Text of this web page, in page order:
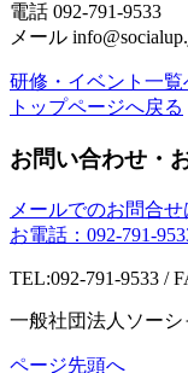
電話 092-791-9533
メール
研修・イベント一覧
トップページへ戻る
お問い合わせ・
メールでのお問合せ
お電話：092-791-
TEL:092-791-9533 /
一般社団法人ソー
ページ先頭へ